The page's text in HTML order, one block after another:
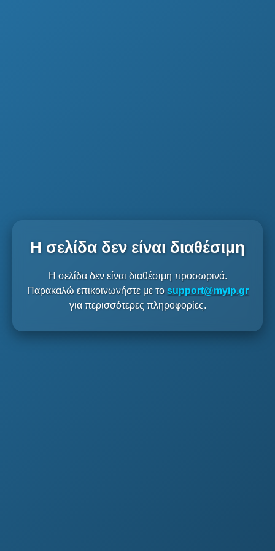
Η σελίδα δεν είναι διαθέσιμη
Η σελίδα δεν είναι διαθέσιμη προσωρινά.
Παρακαλώ επικοινωνήστε με το support@myip.gr
για περισσότερες πληροφορίες.